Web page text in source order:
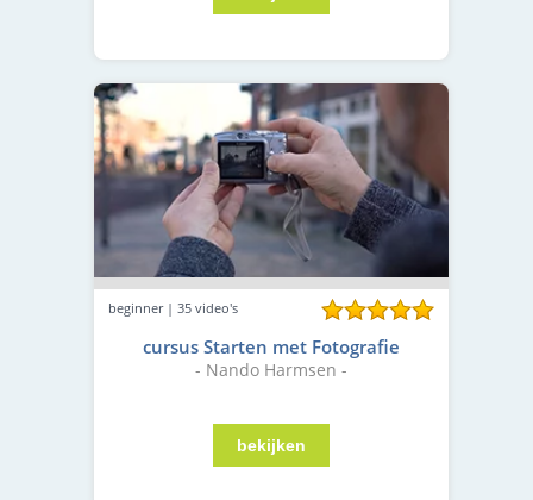
beginner | 35 video's
cursus Starten met Fotografie
- Nando Harmsen -